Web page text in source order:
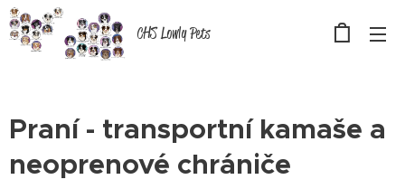
CHS Lowly Pets
Praní - transportní kamaše a
neoprenové chrániče